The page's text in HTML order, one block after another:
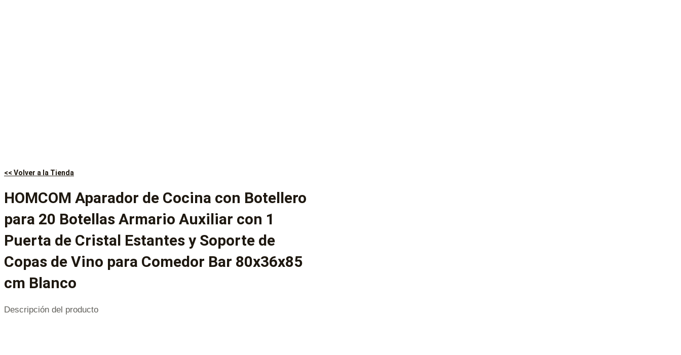
<< Volver a la Tienda
HOMCOM Aparador de Cocina con Botellero
para 20 Botellas Armario Auxiliar con 1
Puerta de Cristal Estantes y Soporte de
Copas de Vino para Comedor Bar 80x36x85
cm Blanco
Descripción del producto